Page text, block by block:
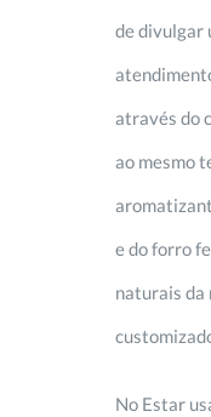
de divulgar
através do
ao mesmo
e do forro
naturais da
No Estar